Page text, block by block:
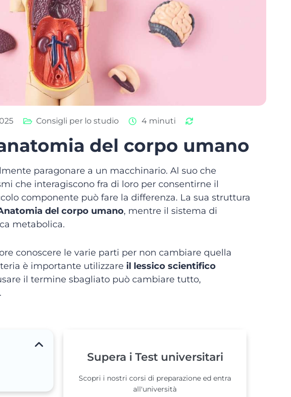
Consigli per lo studio 4 minuti
del corpo umano
paragonare a un macchinario. Al suo che
che interagiscono fra di loro per consentirne il
componente può fare la differenza. La sua struttura
del corpo umano, mentre il sistema di
metabolica.
conoscere le varie parti per non cambiare quella
è importante utilizzare il lessico scientifico
il termine sbagliato può cambiare tutto,
Supera i Test universitari
Scopri i nostri corsi di preparazione ed entra
all'università